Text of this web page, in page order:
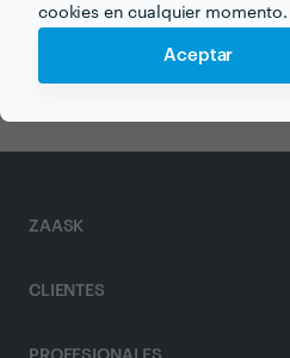
cookies en cualquier momento.
Aceptar
Castillos Hinchables en sevilla
Fiestas de cumpleaños en
ZAASK
CLIENTES